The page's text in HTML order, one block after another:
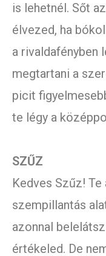
is lehetnél. Sőt
élvezed, ha
a rivaldafényben
megtartani a
picit
te légy a
SZŰZ
Kedves Szűz!
szempillantás
azonnal
értékeled. De